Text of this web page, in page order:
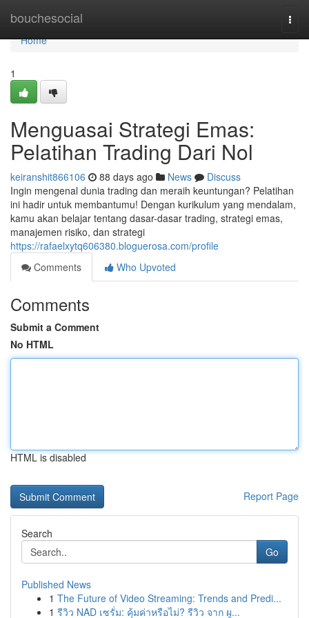
bouchesocial
Home
Home
1
Menguasai Strategi Emas:
Pelatihan Trading Dari Nol
keiranshit866106 88 days ago News
Discuss
Ingin mengenal dunia trading dan meraih keuntungan? Pelatihan
ini hadir untuk membantumu! Dengan kurikulum yang mendalam,
kamu akan belajar tentang dasar-dasar trading, strategi emas,
manajemen risiko, dan strategi
https://rafaelxytq606380.bloguerosa.com/profile
Comments
Who Upvoted
Comments
Submit a Comment
No HTML
HTML is disabled
Report Page
Search
Go
Published News
1 The Future of Video Streaming: Trends and Predi...
1 รีวิว NAD เซรั่ม: คุ้มค่าหรือไม่? รีวิว จาก ผู...